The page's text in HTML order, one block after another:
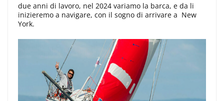
due anni di lavoro, nel 2024 variamo la barca, e da li
inizieremo a navigare, con il sogno di arrivare a New
York.